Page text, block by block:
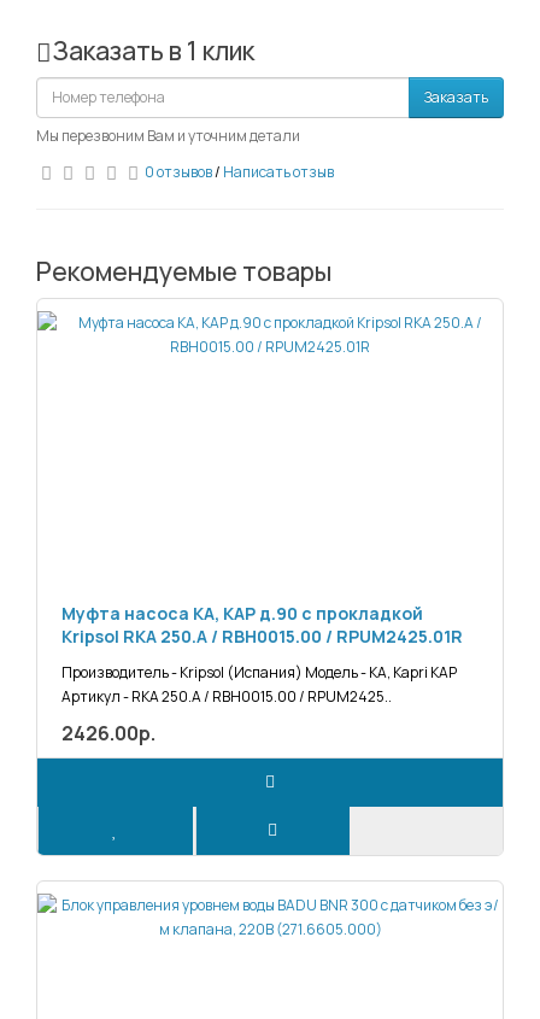
Заказать в 1 клик
Заказать
Мы перезвоним Вам и уточним детали
0 отзывов/ Написать отзыв
Рекомендуемые товары
Муфта насоса КА, КАР д.90 с прокладкой
Kripsol RKA 250.A / RBH0015.00 / RPUM2425.01R
Производитель - Kripsol (Испания) Модель - КА, Kapri КАР
Артикул - RKA 250.A / RBH0015.00 / RPUM2425..
2426.00р.